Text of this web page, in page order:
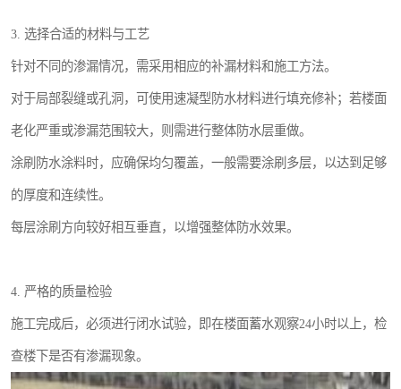
3. 选择合适的材料与工艺
针对不同的渗漏情况，需采用相应的补漏材料和施工方法。
对于局部裂缝或孔洞，可使用速凝型防水材料进行填充修补；若楼面
老化严重或渗漏范围较大，则需进行整体防水层重做。
涂刷防水涂料时，应确保均匀覆盖，一般需要涂刷多层，以达到足够
的厚度和连续性。
每层涂刷方向较好相互垂直，以增强整体防水效果。
4. 严格的质量检验
施工完成后，必须进行闭水试验，即在楼面蓄水观察24小时以上，检
查楼下是否有渗漏现象。